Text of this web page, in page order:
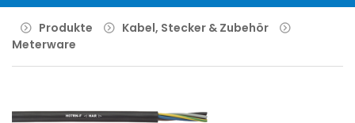
Produkte
Kabel, Stecker & Zubehör
Meterware